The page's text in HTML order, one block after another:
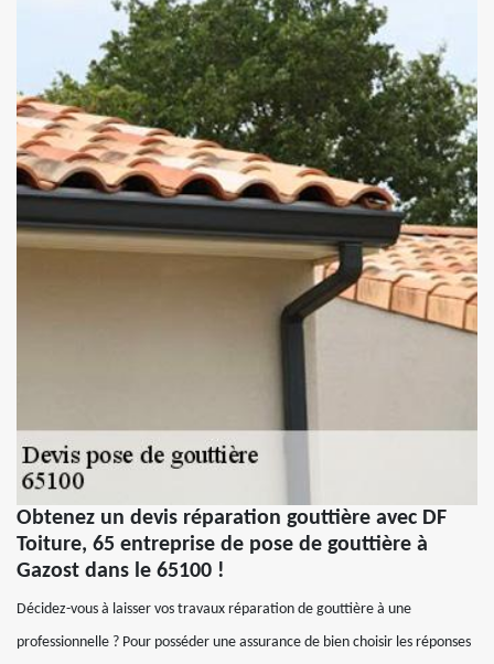
Obtenez un devis réparation gouttière avec DF
Toiture, 65 entreprise de pose de gouttière à
Gazost dans le 65100 !
Décidez-vous à laisser vos travaux réparation de gouttière à une
professionnelle ? Pour posséder une assurance de bien choisir les réponses